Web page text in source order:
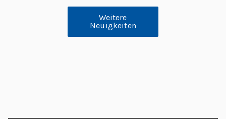
Weitere
Neuigkeiten